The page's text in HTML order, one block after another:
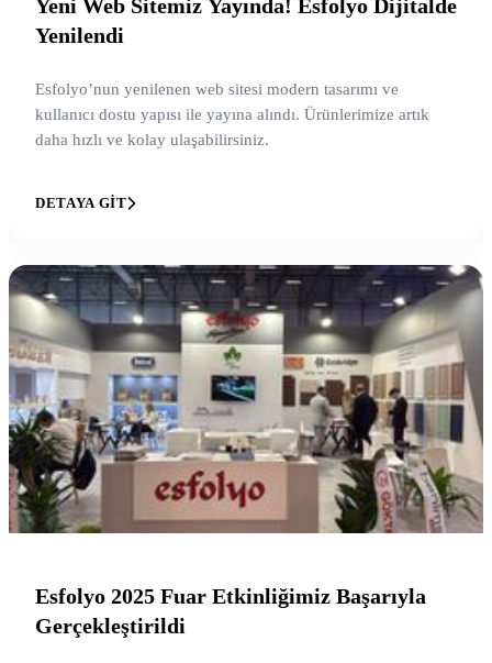
Yeni Web Sitemiz Yayında! Esfolyo Dijitalde
Yenilendi
Esfolyo’nun yenilenen web sitesi modern tasarımı ve
kullanıcı dostu yapısı ile yayına alındı. Ürünlerimize artık
daha hızlı ve kolay ulaşabilirsiniz.
DETAYA GIT
Esfolyo 2025 Fuar Etkinliğimiz Başarıyla
Gerçekleştirildi